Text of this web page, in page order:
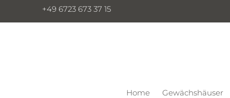
+49 6723 673 37 15
Home Gewächshäuser